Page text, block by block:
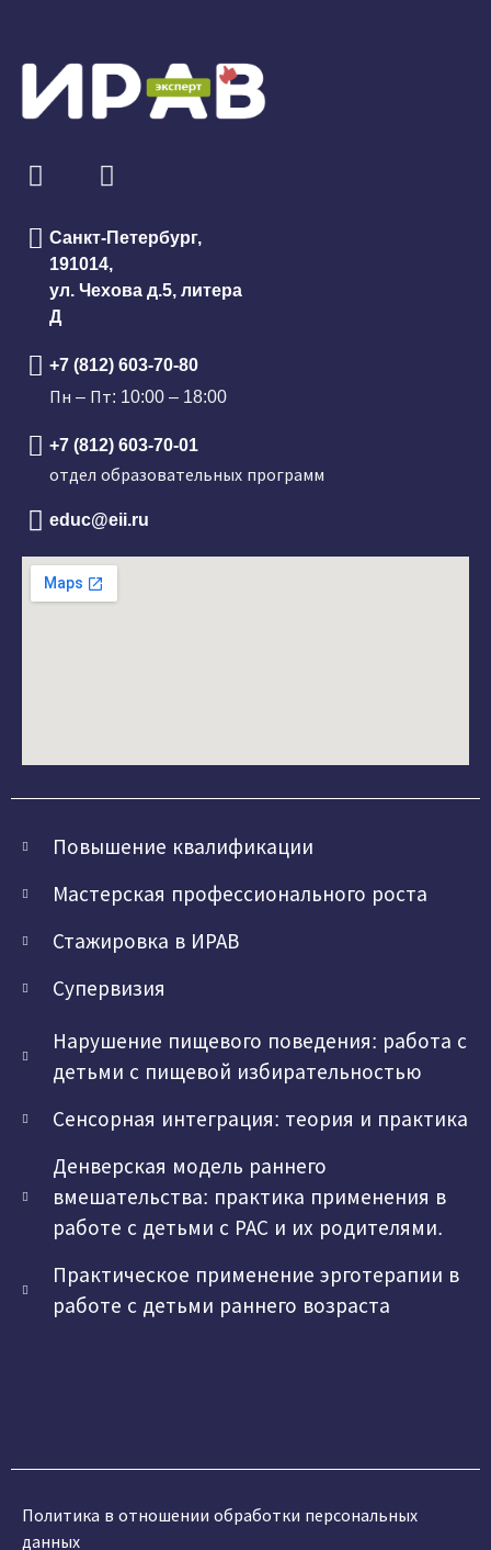
Санкт-Петербург,
191014,
ул. Чехова д.5, литера
Д
+7 (812) 603-70-80
Пн – Пт: 10:00 – 18:00
+7 (812) 603-70-01
отдел образовательных программ
educ@eii.ru
Повышение квалификации
Мастерская профессионального роста
Стажировка в ИРАВ
Супервизия
Нарушение пищевого поведения: работа с
детьми с пищевой избирательностью
Сенсорная интеграция: теория и практика
Денверская модель раннего
вмешательства: практика применения в
работе с детьми с РАС и их родителями.
Практическое применение эрготерапии в
работе с детьми раннего возраста
Политика в отношении обработки персональных
данных